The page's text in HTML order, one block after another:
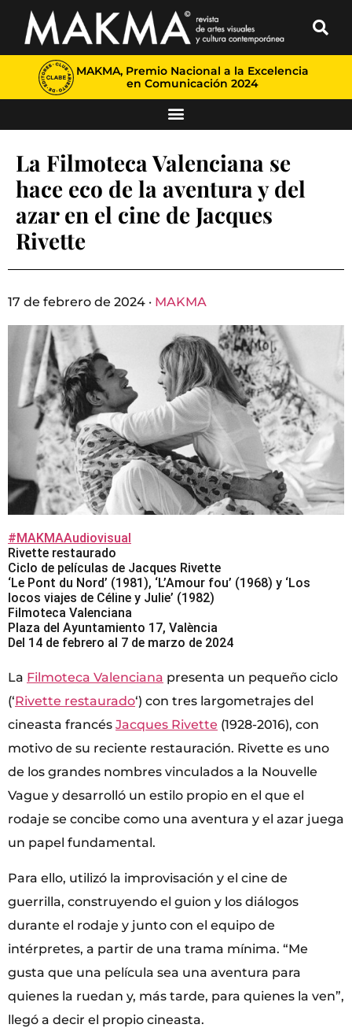
MAKMA, Premio Nacional a la Excelencia
en Comunicación 2024
La Filmoteca Valenciana se
hace eco de la aventura y del
azar en el cine de Jacques
Rivette
17 de febrero de 2024 · MAKMA
#MAKMAAudiovisual
Rivette restaurado
Ciclo de películas de Jacques Rivette
‘Le Pont du Nord’ (1981), ‘L’Amour fou’ (1968) y ‘Los
locos viajes de Céline y Julie’ (1982)
Filmoteca Valenciana
Plaza del Ayuntamiento 17, València
Del 14 de febrero al 7 de marzo de 2024
La Filmoteca Valenciana presenta un pequeño ciclo
(‘Rivette restaurado‘) con tres largometrajes del
cineasta francés Jacques Rivette (1928-2016), con
motivo de su reciente restauración. Rivette es uno
de los grandes nombres vinculados a la Nouvelle
Vague y desarrolló un estilo propio en el que el
rodaje se concibe como una aventura y el azar juega
un papel fundamental.
Para ello, utilizó la improvisación y el cine de
guerrilla, construyendo el guion y los diálogos
durante el rodaje y junto con el equipo de
intérpretes, a partir de una trama mínima. “Me
gusta que una película sea una aventura para
quienes la ruedan y, más tarde, para quienes la ven”,
llegó a decir el propio cineasta.